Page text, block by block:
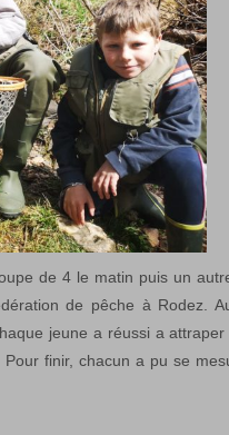
de 4 le matin puis un
de pêche à Rodez.
jeune a réussi a
finir, chacun a pu se